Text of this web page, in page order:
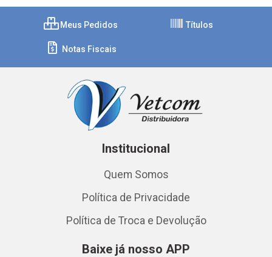
Meus Pedidos Títulos
Notas Fiscais
Institucional
Quem Somos
Política de Privacidade
Política de Troca e Devolução
Baixe já nosso APP